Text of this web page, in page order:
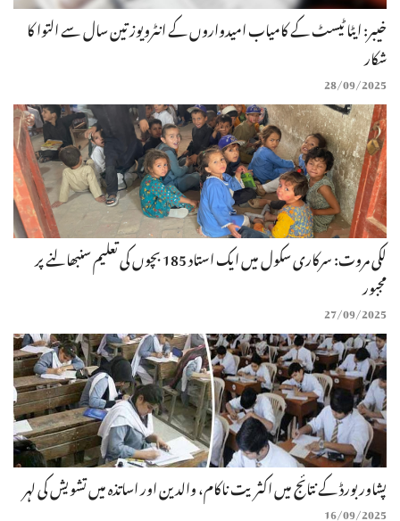
خیبر: ایٹا ٹیسٹ کے کامیاب امیدواروں کے انٹرویوز تین سال سے التوا کا
شکار
28/09/2025
لکی مروت: سرکاری سکول میں ایک استاد 185 بچوں کی تعلیم سنبھالنے پر
مجبور
27/09/2025
پشاور بورڈ کے نتائج میں اکثریت ناکام، والدین اور اساتذہ میں تشویش کی لہر
16/09/2025